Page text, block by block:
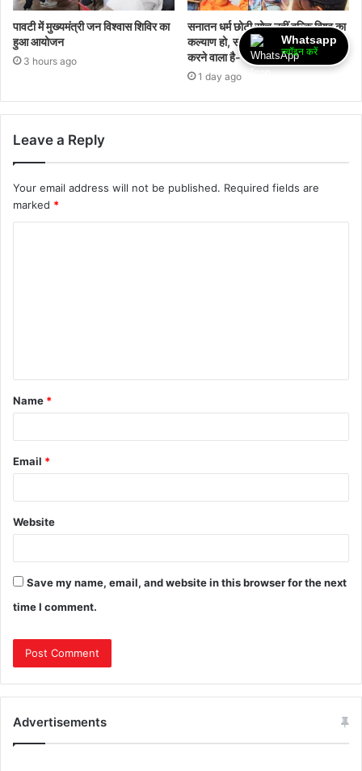
पावटी में मुख्यमंत्री जन विश्वास शिविर का
हुआ आयोजन
3 hours ago
सनातन धर्म छोटी सोच नहीं बल्कि विश्व का
कल्याण हो, सर्वे भवंतु सुखिन् की कामना
करने वाला है- डॉ पं नागर जी
1 day ago
Leave a Reply
Your email address will not be published. Required fields are
marked *
Name *
Email *
Website
Save my name, email, and website in this browser for the next
time I comment.
Advertisements
Whatsapp
ज्वॉइन करें